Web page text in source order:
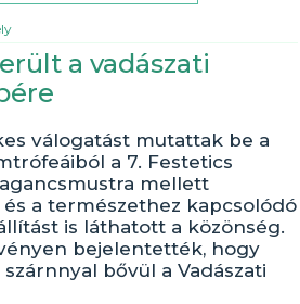
a vadászati
válogatást mutattak be a
a 7. Festetics
mellett
a természethez kapcsolódó
is láthatott a közönség.
bejelentették, hogy
bővül a Vadászati